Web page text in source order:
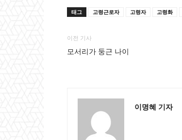
태그 고령근로자 고령자 고령화
이전 기사
모서리가 둥근 나이
이명혜 기자